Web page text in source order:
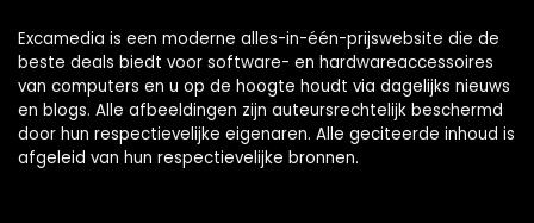
Excamedia is een moderne alles-in-één-prijswebsite die de
beste deals biedt voor software- en hardwareaccessoires
van computers en u op de hoogte houdt via dagelijks nieuws
en blogs. Alle afbeeldingen zijn auteursrechtelijk beschermd
door hun respectievelijke eigenaren. Alle geciteerde inhoud is
afgeleid van hun respectievelijke bronnen.